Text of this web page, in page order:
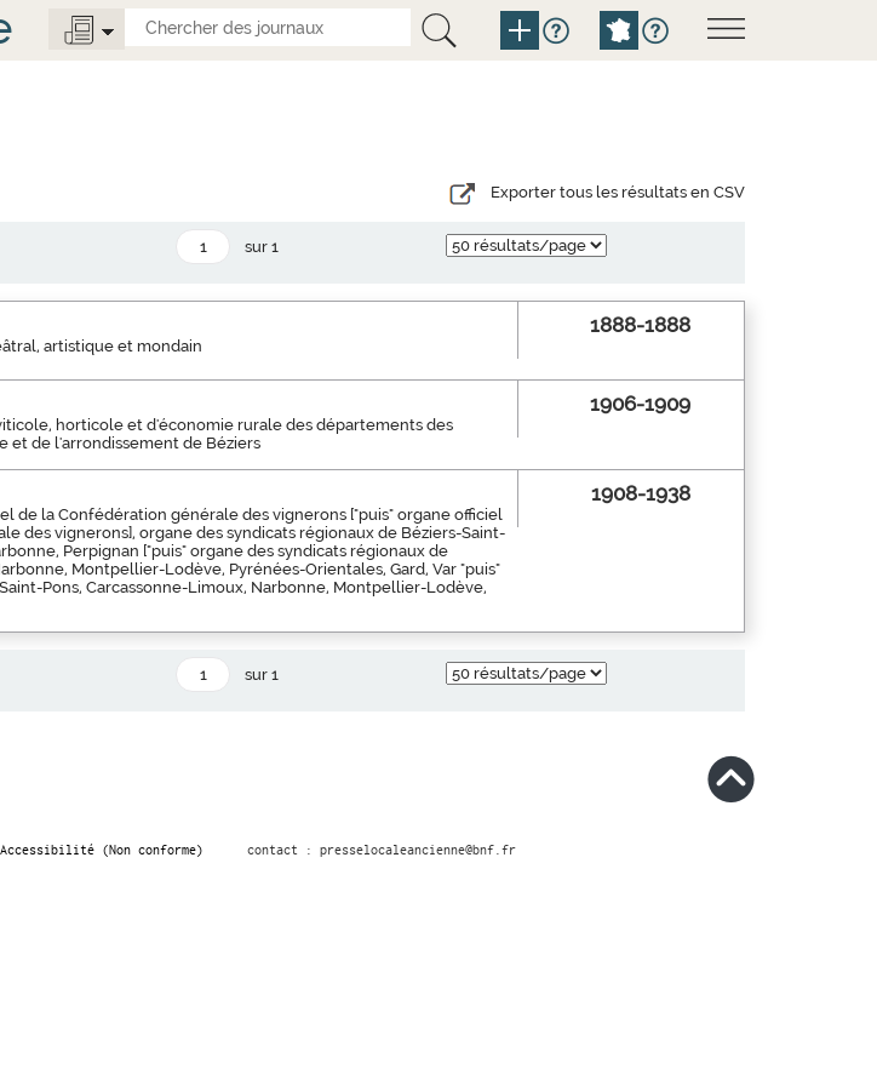
Exporter tous les résultats en CSV
sur 1
artistique et mondain
1888-1888
horticole et d'économie rurale des départements des
et de l'arrondissement de Béziers
1906-1909
de la Confédération générale des vignerons ["puis" organe officiel
des vignerons], organe des syndicats régionaux de Béziers-Saint-
Perpignan ["puis" organe des syndicats régionaux de
Montpellier-Lodève, Pyrénées-Orientales, Gard, Var "puis"
Pons, Carcassonne-Limoux, Narbonne, Montpellier-Lodève,
1908-1938
sur 1
Accessibilité (Non conforme) contact : presselocaleancienne@bnf.fr